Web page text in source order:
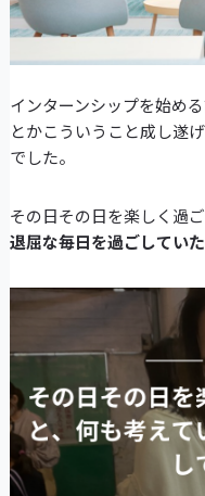
インターンシップを始め
とかこういうこと成し遂
でした。
その日その日を楽しく過ご
退屈な毎日を過ごしていた